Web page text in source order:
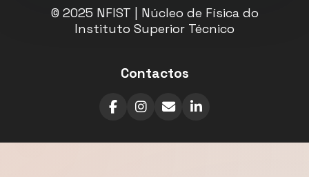
© 2025 NFIST | Núcleo de Física do
Instituto Superior Técnico
Contactos